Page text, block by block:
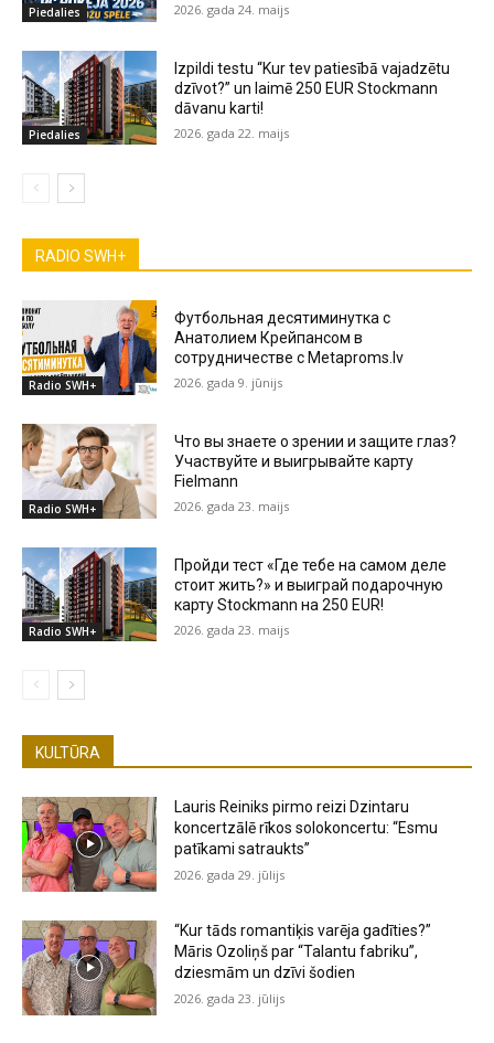
Piedalies 2026. gada 24. maijs
Piedalies
Izpildi testu “Kur tev patiesībā vajadzētu
dzīvot?” un laimē 250 EUR Stockmann
dāvanu karti!
2026. gada 22. maijs
RADIO SWH+
Radio SWH+
Футбольная десятиминутка с
Анатолием Крейпансом в
сотрудничестве с Metaproms.lv
2026. gada 9. jūnijs
Radio SWH+
Что вы знаете о зрении и защите глаз?
Участвуйте и выигрывайте карту
Fielmann
2026. gada 23. maijs
Radio SWH+
Пройди тест «Где тебе на самом деле
стоит жить?» и выиграй подарочную
карту Stockmann на 250 EUR!
2026. gada 23. maijs
KULTŪRA
Lauris Reiniks pirmo reizi Dzintaru
koncertzālē rīkos solokoncertu: “Esmu
patīkami satraukts”
2026. gada 29. jūlijs
“Kur tāds romantiķis varēja gadīties?”
Māris Ozoliņš par “Talantu fabriku”,
dziesmām un dzīvi šodien
2026. gada 23. jūlijs